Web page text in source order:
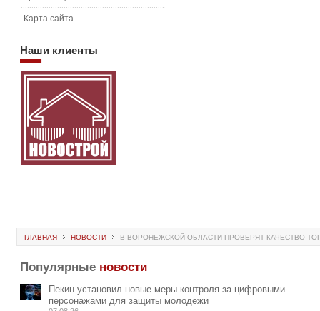
Карта сайта
Наши клиенты
ГЛАВНАЯ НОВОСТИ В ВОРОНЕЖСКОЙ ОБЛАСТИ ПРОВЕРЯТ КАЧЕСТВО
Популярные новости
Пекин установил новые меры контроля за цифровыми
персонажами для защиты молодежи